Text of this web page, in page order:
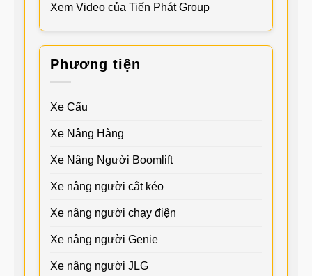
Xem Video của Tiến Phát Group
Phương tiện
Xe Cẩu
Xe Nâng Hàng
Xe Nâng Người Boomlift
Xe nâng người cắt kéo
Xe nâng người chạy điện
Xe nâng người Genie
Xe nâng người JLG